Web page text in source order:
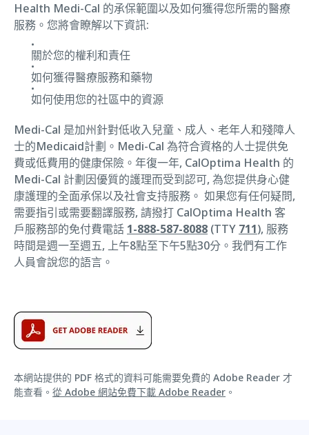
Health Medi-Cal 的承保範圍以及如何獲得您所需的醫療
服務。您將會瞭解以下資訊:
關於您的權利和責任
如何獲得醫療服務和藥物
如何使用您的社區中的資源
Medi-Cal 是加州針對低收入兒童、成人、老年人和殘障人
士的Medicaid計劃。Medi-Cal 為符合資格的人士提供免
費或低費用的健康保險。年復一年, CalOptima Health 的
Medi-Cal 計劃因優質的護理而受到認可, 為您提供身心健
康護理的全面承保以及社會支持服務。 如果您有任何疑問,
需要指引或需要翻譯服務, 請撥打 CalOptima Health 客
戶服務部的免付費電話 1-888-587-8088 (TTY 711), 服務
時間是週一至週五, 上午8點至下午5點30分。我們有工作
人員會說您的語言。
本網站提供的 PDF 格式的資料可能需要免費的 Adobe Reader 才
能查看。 從 Adobe 網站免費下載 Adobe Reader 。